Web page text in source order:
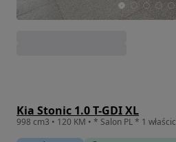
Kia Stonic 1.0 T-GDI XL
998 cm3 • 120 KM • * Salon PL * 1